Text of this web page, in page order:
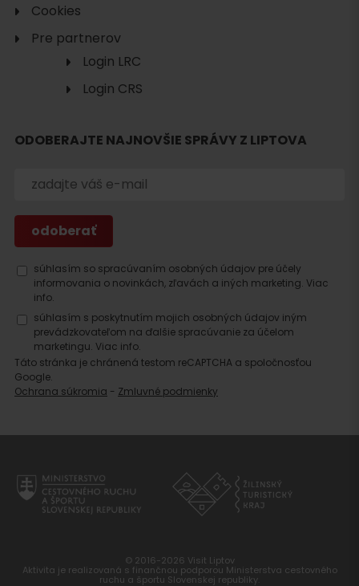
Hľadať
ubytovanie
Cookies
Pre partnerov
Login LRC
Login CRS
ODOBERAJTE NAJNOVŠIE SPRÁVY Z LIPTOVA
súhlasím so spracúvaním osobných údajov pre účely
informovania o novinkách, zľavách a iných marketing. Viac
info.
súhlasím s poskytnutím mojich osobných údajov iným
prevádzkovateľom na ďalšie spracúvanie za účelom
marketingu. Viac info.
Táto stránka je chránená testom reCAPTCHA a spoločnosťou
Google.
Ochrana súkromia - Zmluvné podmienky
© 2016-2026 Visit Liptov
Aktivita je realizovaná s finančnou podporou Ministerstva cestovného
ruchu a športu Slovenskej republiky.